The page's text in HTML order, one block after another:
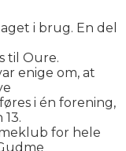
i brug. En del
til Oure.
enige om, at
i én forening,
for hele